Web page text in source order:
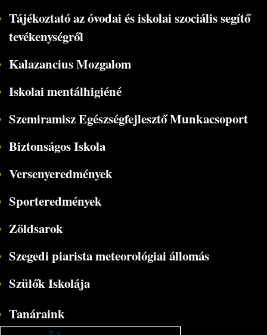
Tájékoztató az óvodai és iskolai szociális segítő
tevékenységről
Kalazancius Mozgalom
Iskolai mentálhigiéné
Szemiramisz Egészségfejlesztő Munkacsoport
Biztonságos Iskola
Versenyeredmények
Sporteredmények
Zöldsarok
Szegedi piarista meteorológiai állomás
Szülők Iskolája
Tanáraink